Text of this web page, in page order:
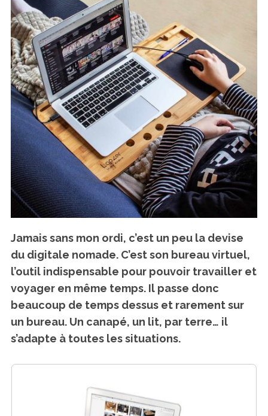
Jamais sans mon ordi, c’est un peu la devise
du digitale nomade. C’est son bureau virtuel,
l’outil indispensable pour pouvoir travailler et
voyager en même temps. Il passe donc
beaucoup de temps dessus et rarement sur
un bureau. Un canapé, un lit, par terre… il
s’adapte à toutes les situations.